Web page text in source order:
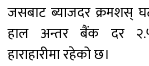
जसबाट ब्याजदर क्रमशस्
हाल अन्तर बैंक दर २.५
हाराहारीमा रहेको छ।